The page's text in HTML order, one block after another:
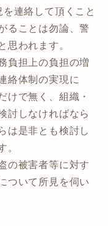
連絡して頂くこと
ることは勿論、警
思われます。
負担上の負担の増
絡体制の実現に
けで無く、組織・
討しなければなら
は是非とも検討し
。
の被害者等に対す
ついて所見を伺い